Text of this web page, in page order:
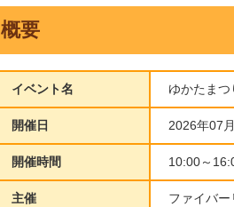
概要
イベント名 ゆかたまつ
開催日 2026年07
開催時間 10:00～
主催 ファイバ